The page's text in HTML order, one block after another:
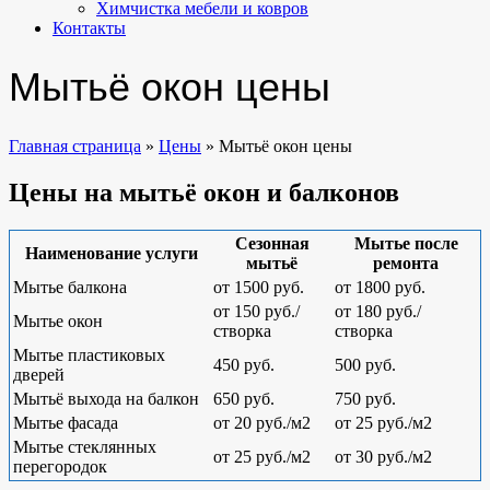
Химчистка мебели и ковров
Контакты
Мытьё окон цены
Главная страница » Цены » Мытьё окон цены
Цены на мытьё окон и балконов
Наименование услуги
Сезонная
мытьё
Мытье после
ремонта
Мытье балкона
от 1500 руб.
от 1800 руб.
Мытье окон
от 150 руб./
створка
от 180 руб./
створка
Мытье пластиковых
дверей
450 руб.
500 руб.
Мытьё выхода на балкон
650 руб.
750 руб.
Мытье фасада
от 20 руб./м2
от 25 руб./м2
Мытье стеклянных
перегородок
от 25 руб./м2 от 30 руб./м2